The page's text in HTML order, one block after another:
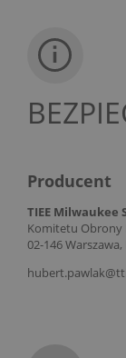
Producent
TIEE Milwaukee
Komitetu Obrony
02-146 Warszawa,